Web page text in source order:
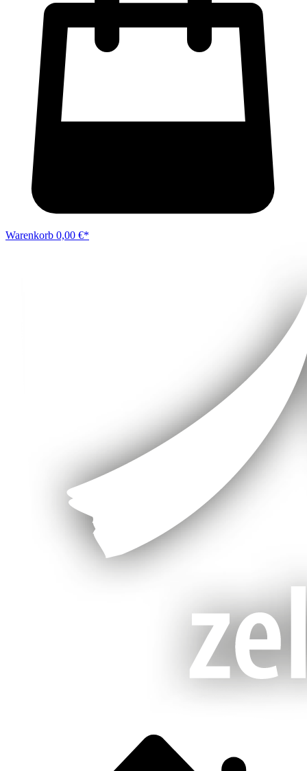
Warenkorb 0,00 €*